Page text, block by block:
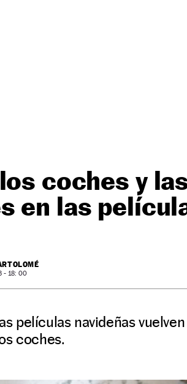
coches y
en las
- 18: 00
películas navideñas
coches.